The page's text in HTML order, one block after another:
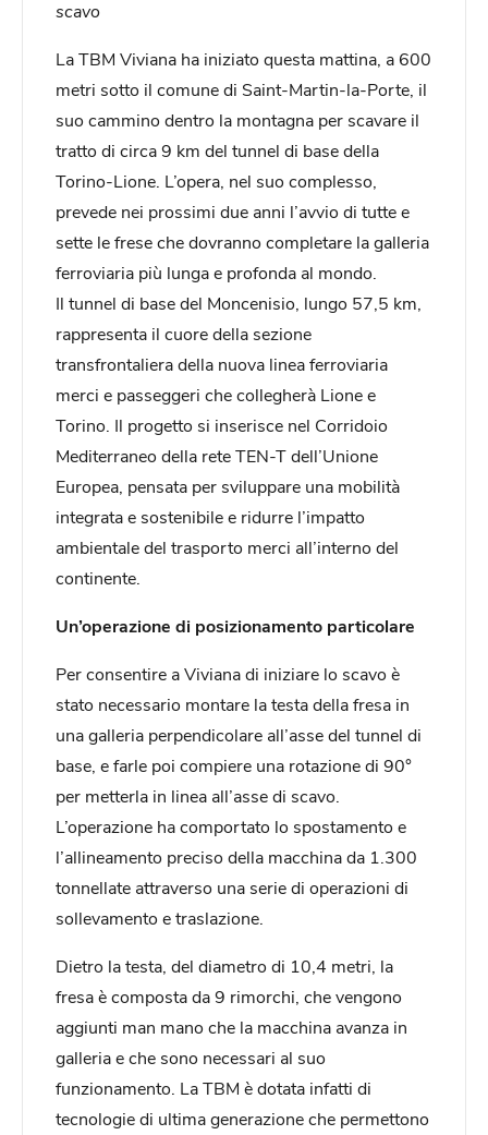
scavo
La TBM Viviana ha iniziato questa mattina, a 600
metri sotto il comune di Saint-Martin-la-Porte, il
suo cammino dentro la montagna per scavare il
tratto di circa 9 km del tunnel di base della
Torino-Lione. L’opera, nel suo complesso,
prevede nei prossimi due anni l’avvio di tutte e
sette le frese che dovranno completare la galleria
ferroviaria più lunga e profonda al mondo.
Il tunnel di base del Moncenisio, lungo 57,5 km,
rappresenta il cuore della sezione
transfrontaliera della nuova linea ferroviaria
merci e passeggeri che collegherà Lione e
Torino. Il progetto si inserisce nel Corridoio
Mediterraneo della rete TEN-T dell’Unione
Europea, pensata per sviluppare una mobilità
integrata e sostenibile e ridurre l’impatto
ambientale del trasporto merci all’interno del
continente.
Un’operazione di posizionamento particolare
Per consentire a Viviana di iniziare lo scavo è
stato necessario montare la testa della fresa in
una galleria perpendicolare all’asse del tunnel di
base, e farle poi compiere una rotazione di 90°
per metterla in linea all’asse di scavo.
L’operazione ha comportato lo spostamento e
l’allineamento preciso della macchina da 1.300
tonnellate attraverso una serie di operazioni di
sollevamento e traslazione.
Dietro la testa, del diametro di 10,4 metri, la
fresa è composta da 9 rimorchi, che vengono
aggiunti man mano che la macchina avanza in
galleria e che sono necessari al suo
funzionamento. La TBM è dotata infatti di
tecnologie di ultima generazione che permettono